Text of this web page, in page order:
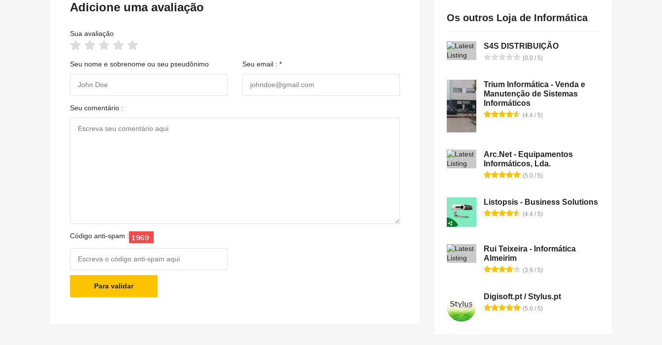
Adicione uma avaliação
Sua avaliação
Seu nome e sobrenome ou seu pseudônimo Seu email : *
Seu comentário :
Código anti-spam :
Para validar
Os outros Loja de Informática
S4S DISTRIBUIÇÃO
(0.0 / 5)
Trium Informática - Venda e
Manutenção de Sistemas
Informáticos
(4.4 / 5)
Arc.Net - Equipamentos
Informáticos, Lda.
(5.0 / 5)
Listopsis - Business Solutions
(4.4 / 5)
Rui Teixeira - Informática
Almeirim
(3.9 / 5)
Digisoft.pt / Stylus.pt
(5.0 / 5)